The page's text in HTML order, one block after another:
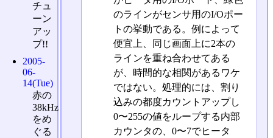
のラインがセンサ用のI/Oポー
トの挙動である。例によって
便宜上、同じ画面上に2本の
ラインを重ね合わせてある
が、時間的な相関があるワケ
ではない。処理的には、割り
込みの都度カウントアップし
0〜255の値をループする内部
カウンタの、0〜7でヒータ
チュ
ーン
アッ
プ!!
2005-
06-
14(Tue)
赤の
38kHz
をめ
ぐる